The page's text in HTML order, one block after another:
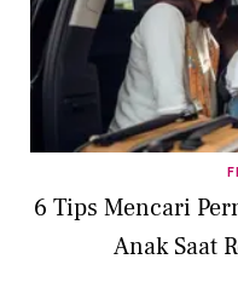
6 Tips Mencari
Anak Saat